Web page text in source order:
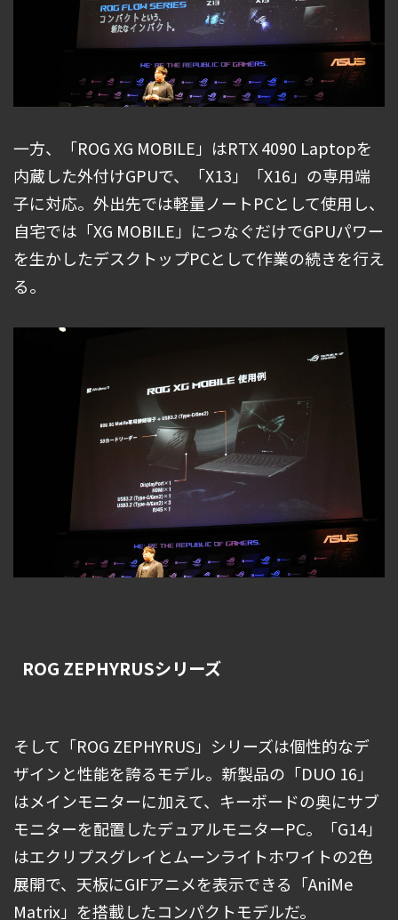
一方、「ROG XG MOBILE」はRTX 4090 Laptopを
内蔵した外付けGPUで、「X13」「X16」の専用端
子に対応。外出先では軽量ノートPCとして使用し、
自宅では「XG MOBILE」につなぐだけでGPUパワー
を生かしたデスクトップPCとして作業の続きを行え
る。
ROG ZEPHYRUSシリーズ
そして「ROG ZEPHYRUS」シリーズは個性的なデ
ザインと性能を誇るモデル。新製品の「DUO 16」
はメインモニターに加えて、キーボードの奥にサブ
モニターを配置したデュアルモニターPC。「G14」
はエクリプスグレイとムーンライトホワイトの2色
展開で、天板にGIFアニメを表示できる「AniMe
Matrix」を搭載したコンパクトモデルだ。